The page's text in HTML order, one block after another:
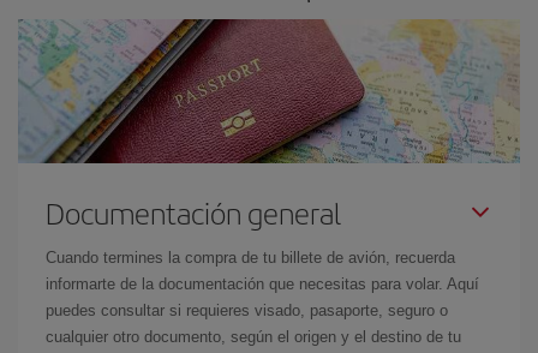
Documentación general
Cuando termines la compra de tu billete de avión, recuerda
informarte de la documentación que necesitas para volar. Aquí
puedes consultar si requieres visado, pasaporte, seguro o
cualquier otro documento, según el origen y el destino de tu